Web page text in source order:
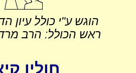
הוגש ע"י כולל עיון
ראש הכולל: הרב
חולין